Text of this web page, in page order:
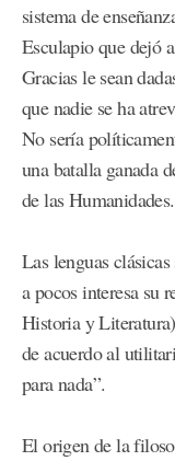
sistema de
Esculapio que dejó
Gracias le sean
que nadie se ha
No sería
una batalla ganada
de las Humanidades.
Las lenguas
a pocos interesa su
Historia y
de acuerdo al
para nada”.
El origen de la